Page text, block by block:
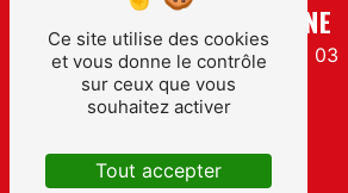
TÉLÉPHONE
02 47 53 20 03
Ce site utilise des cookies
et vous donne le contrôle
sur ceux que vous
souhaitez activer
Tout accepter